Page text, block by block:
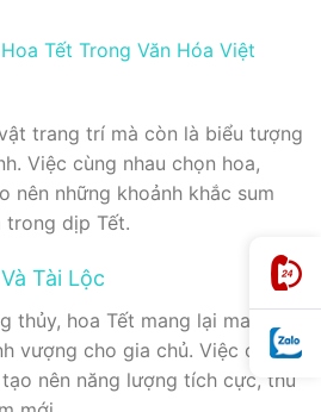
Tết Trong Văn Hóa Việt
trang trí mà còn là biểu tượng
Việc cùng nhau chọn hoa,
nên những khoảnh khắc sum
trong dịp Tết.
Tài Lộc
thủy, hoa Tết mang lại may
vượng cho gia chủ. Việc chọn
nên năng lượng tích cực, thu